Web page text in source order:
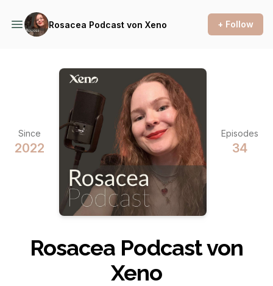
Rosacea Podcast von Xeno + Follow
Since
2022
Episodes
34
Rosacea Podcast von
Xeno